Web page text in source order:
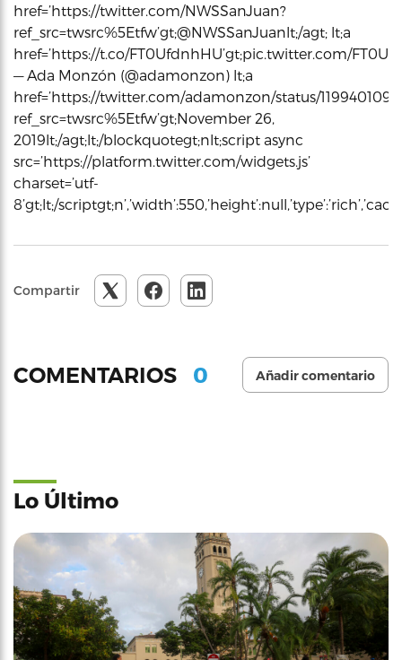
href=’https://twitter.com/NWSSanJuan?
ref_src=twsrc%5Etfw’gt;@NWSSanJuanlt;/agt; lt;a
href=’https://t.co/FT0UfdnhHU’gt;pic.twitter.com/
— Ada Monzón (@adamonzon) lt;a
href=’https://twitter.com/adamonzon/status/
ref_src=twsrc%5Etfw’gt;November 26,
2019lt;/agt;lt;/blockquotegt;nlt;script async
src=’https://platform.twitter.com/widgets.js’
charset=’utf-
8’gt;lt;/
Compartir
COMENTARIOS 0 Añadir comentario
Lo Último